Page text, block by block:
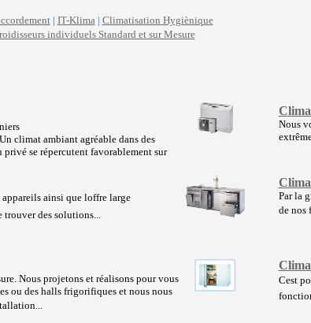
| IT-Klima| Climatisation Hygiènique
individuels Standard et sur Mesure
climat ambiant agréable dans des
se répercutent favorablement sur
Nous
ainsi que loffre large
trouver des solutions...
Par la
de nos
Nous projetons et réalisons pour vous
ou des halls frigorifiques et nous nous
Cest